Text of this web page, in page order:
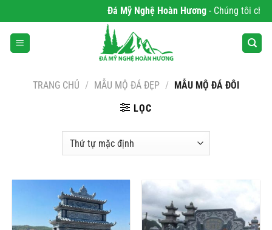
qua
nội
dung
Đá Mỹ Nghệ Hoàn Hương- Chúng tôi
TRANG CHỦ / MẪU MỘ ĐÁ ĐẸP / MẪU MỘ ĐÁ ĐÔI
LỌC